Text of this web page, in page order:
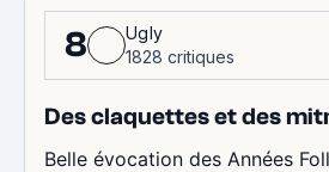
8
Ugly
1828 critiques
Des claquettes et des
Belle évocation des Années